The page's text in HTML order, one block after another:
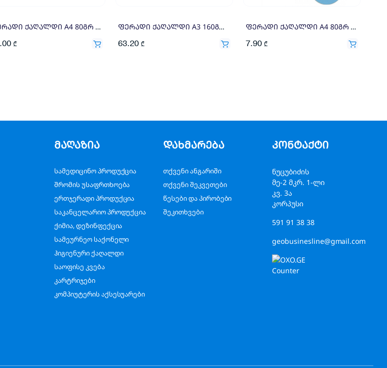
ფერადი ქაღალდი A4 80გრ 500ფ კრემი
₾
ფერადი ქაღალდი A3 160გრ 250ფ ყვითელი
63.20 ₾
ფერადი ქაღალდი A4 80გრ 100ფ ცისფერი
7.90 ₾
მაღაზია
სამედიცინო პროდუქცია
შრომის უსაფრთხოება
ერთჯერადი პროდუქცია
საკანცელარიო პროდუქცია
ქიმია, დეზინფექცია
სამეურნეო საქონელი
ჰიგიენური ქაღალდი
საოფისე კვება
კარტრიჯები
კომპიუტერის აქსესუარები
დახმარება
თქვენი ანგარიში
თქვენი შეკვეთები
წესები და პირობები
შეკითხვები
კონტაქტი
ნუცუბიძის
მე-2 მკრ. 1-ლი
კვ. 3ა
კორპუსი
591 91 38 38
geobusinesline@gmail.com